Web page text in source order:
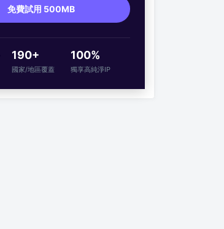
免費試用 500MB
190+
國家/地區覆蓋
100%
獨享高純淨IP